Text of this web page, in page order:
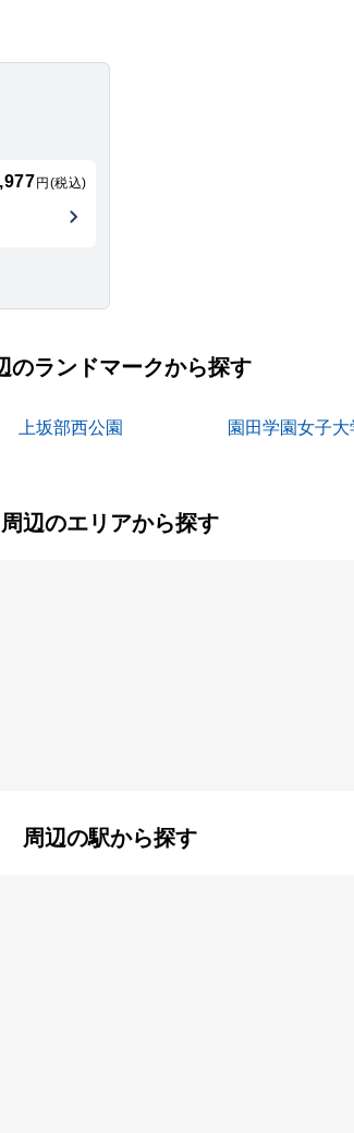
円(税込)
のランドマークから探す
上坂部西公園 園田学園女子大
周辺のエリアから探す
周辺の駅から探す